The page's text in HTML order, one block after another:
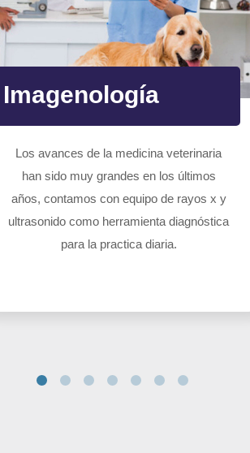
Imagenología
Los avances de la medicina veterinaria
han sido muy grandes en los últimos
años, contamos con equipo de rayos x y
ultrasonido como herramienta diagnóstica
para la practica diaria.